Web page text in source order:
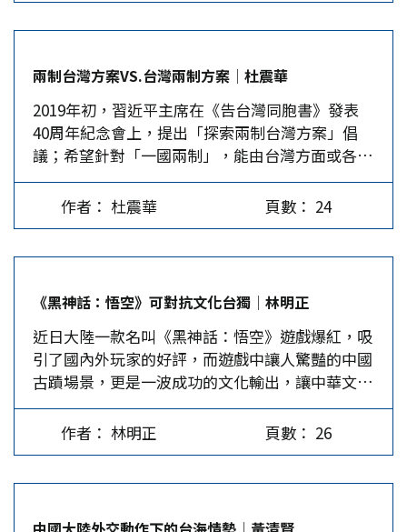
能博得反貪污之聲名，賴清德的民意支持度不減反
增，且提高民進黨的政黨形象及支持度。 其二，
賴清德除去同是新潮流系的鄭文燦，不僅具有對黨
內派系殺雞儆猴立威的效用，同時也排除了黨內的
英系路線。鄭文燦擔任海基會董事長時間雖短，但
表明將堅持蔡英文的兩岸路線，主張維持現狀，依
據憲法及兩岸人民關係條例處理兩岸事務，不同於
賴清德主張的「新兩國論」。而柯文哲曾主張「兩
而涉案者圖利也有大有小，上至百億，下到百萬，
讓人覺得水面下常深不見底。為什麼都更容積獎勵
能讓官員可上下其手，連市長都涉嫌其中，就是
「獎勵」彈性太大，可跳過法令，繞道而大開方便
之門，開了方便後，也給自己開了斂財之門。許多
都更案的主事者神深通廣大，可利用某某會議通過
的紀錄，發下級地方政府辦理，地方機關更會以交
給專家會議討論的方式掩人耳目，根本不在乎母法
不是抱殘守缺，或靠各級政府跳過法律拘束。為什
麼財團為爭取20%的容積獎勵，削尖腦袋、冒坐牢
風險，也要賄賂官員？ 台灣地窄人稠，台北市更
是一地難求，建商要推出新建案，只能將目標打到
都更頭上，這也是為什麼蔣萬安說台北市大都更時
代已來臨。那台北市甚至整個台灣如何面臨大都更
時代？商人的鼻子最靈敏，早早嗅出樓盤開發趨勢
往哪個方向拐。在空地幾乎用罄見底，都更應該是
康發展的建蔽率與容積率制度，因土地問題，成了
兩制台灣方案VS.台灣兩制方案│杜震華
2019年初，習近平主席在《告台灣同胞書》發表
40周年紀念會上，提出「探索兩制台灣方案」倡
議；希望針對「一國兩制」，能由台灣方面或各有
關方面，站在台灣的角度，提出統一方案，作為兩
岸共同探討、規劃和平統一的基礎。 在台執政的
民主進步黨，追求的是「台灣獨立」，自不可能呼
出積極回應，顯得相當奇特。 國民黨不回應，可
能是基於選舉考量，怕得罪台灣希望「維持現狀」
的多數選民。親民黨近年來對兩岸事務不太發言可
以理解，但長期主張兩岸統一的新黨，對此事也未
見積極回應則令人費解；當然，該二黨均只剩一位
縣市級議員，故也無人在意其是否有所回應。新成
立的台灣民眾黨，自認代表台灣的第三勢力，但在
兩岸事務上，除以「兩岸一家親」口號標明立場
陸的優勢越來越強，台灣的競爭力目前雖然不錯，
作者： 杜震華 頁數： 24
《黑神話：悟空》可對抗文化台獨│林明正
近日大陸一款名叫《黑神話：悟空》遊戲爆紅，吸
引了國內外玩家的好評，而遊戲中讓人驚豔的中國
古蹟場景，更是一波成功的文化輸出，讓中華文化
在世界大放異彩。一款遊戲除了賺得缽滿盆滿，更
讓世界對中國有了不一樣的認識。最重要的是，這
些稱讚者中包括許多台灣青年，這讓兩岸文化交流
識中國文化，最直接的辦法，就是透過對原鄉的認
作者： 林明正 頁數： 26